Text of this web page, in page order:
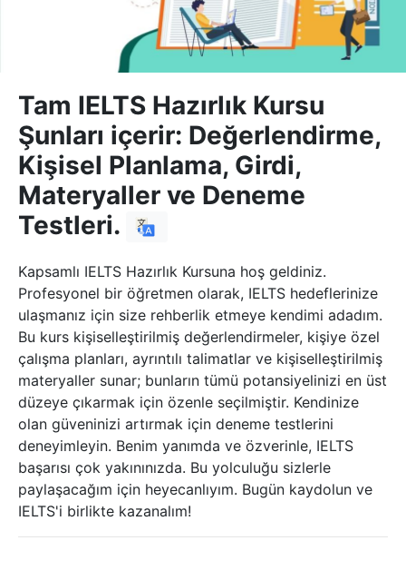
Tam IELTS Hazırlık Kursu
Şunları içerir: Değerlendirme,
Kişisel Planlama, Girdi,
Materyaller ve Deneme
Testleri.
Kapsamlı IELTS Hazırlık Kursuna hoş geldiniz.
Profesyonel bir öğretmen olarak, IELTS hedeflerinize
ulaşmanız için size rehberlik etmeye kendimi adadım.
Bu kurs kişiselleştirilmiş değerlendirmeler, kişiye özel
çalışma planları, ayrıntılı talimatlar ve kişiselleştirilmiş
materyaller sunar; bunların tümü potansiyelinizi en üst
düzeye çıkarmak için özenle seçilmiştir. Kendinize
olan güveninizi artırmak için deneme testlerini
deneyimleyin. Benim yanımda ve özverinle, IELTS
başarısı çok yakınınızda. Bu yolculuğu sizlerle
paylaşacağım için heyecanlıyım. Bugün kaydolun ve
IELTS'i birlikte kazanalım!